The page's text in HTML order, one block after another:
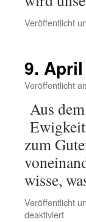
Veröffentlicht
9.
Veröffentlicht
Aus
zum
wisse,
Veröffentlicht
deaktiviertfür